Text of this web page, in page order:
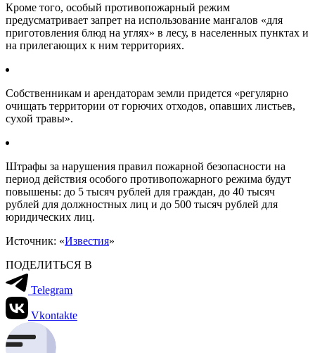
Кроме того, особый противопожарный режим
предусматривает запрет на использование мангалов «для
приготовления блюд на углях» в лесу, в населенных пунктах и
на прилегающих к ним территориях.
Собственникам и арендаторам земли придется «регулярно
очищать территории от горючих отходов, опавших листьев,
сухой травы».
Штрафы за нарушения правил пожарной безопасности на
период действия особого противопожарного режима будут
повышены: до 5 тысяч рублей для граждан, до 40 тысяч
рублей для должностных лиц и до 500 тысяч рублей для
юридических лиц.
Источник: «Известия»
ПОДЕЛИТЬСЯ В
Telegram
Vkontakte